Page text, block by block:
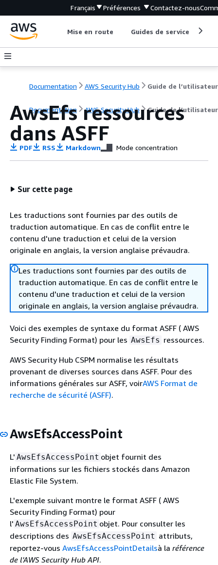
Français Préférences Contactez-nous
Mise en route Guides de service
Documentation AWS Security Hub Guide de l’utilisateur
Documentation AWS Security Hub Guide de l’utilisateur
AwsEfs ressources
dans ASFF
PDF RSS Markdown Mode concentration
Sur cette page
Les traductions sont fournies par des outils de
traduction automatique. En cas de conflit entre le
contenu d'une traduction et celui de la version
originale en anglais, la version anglaise prévaudra.
Les traductions sont fournies par des outils de
traduction automatique. En cas de conflit entre le
contenu d'une traduction et celui de la version
originale en anglais, la version anglaise prévaudra.
Voici des exemples de syntaxe du format ASFF ( AWS
Security Finding Format) pour les AwsEfs ressources.
AWS Security Hub CSPM normalise les résultats
provenant de diverses sources dans ASFF. Pour des
informations générales sur ASFF, voirAWS Format de
recherche de sécurité (ASFF).
AwsEfsAccessPoint
L' AwsEfsAccessPoint objet fournit des
informations sur les fichiers stockés dans Amazon
Elastic File System.
L'exemple suivant montre le format ASFF ( AWS
Security Finding Format) pour
l' AwsEfsAccessPoint objet. Pour consulter les
descriptions des AwsEfsAccessPoint attributs,
reportez-vous AwsEfsAccessPointDetailsà la référence
de l'AWS Security Hub API.